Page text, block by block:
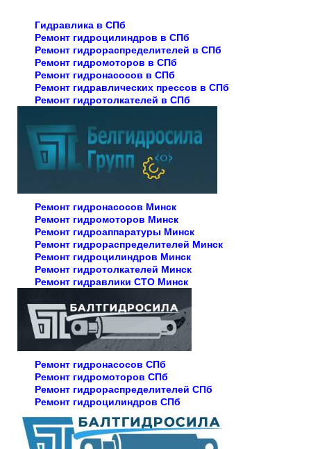
Гидравлика в СПб
Ремонт гидроцилиндров в СПб
Ремонт гидрораспределителей в СПб
Ремонт гидромоторов в СПб
Ремонт гидронасосов в СПб
Ремонт гидравлических прессов в СПб
Ремонт гидротолкателей в СПб
Ремонт гидронасосов Минск
Ремонт гидромоторов Минск
Ремонт гидроаппаратуры Минск
Ремонт гидрораспределителей Минск
Ремонт гидроцилиндров Минск
Ремонт гидротолкателей Минск
Ремонт гидравлики СТО Минск
Ремонт гидронасосов СПб
Ремонт гидромоторов СПб
Ремонт гидрораспределителей СПб
Ремонт гидроцилиндров СПб